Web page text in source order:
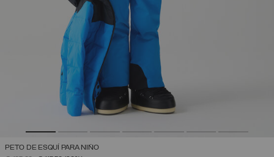
PETO DE ESQUÍ PARA NIÑO